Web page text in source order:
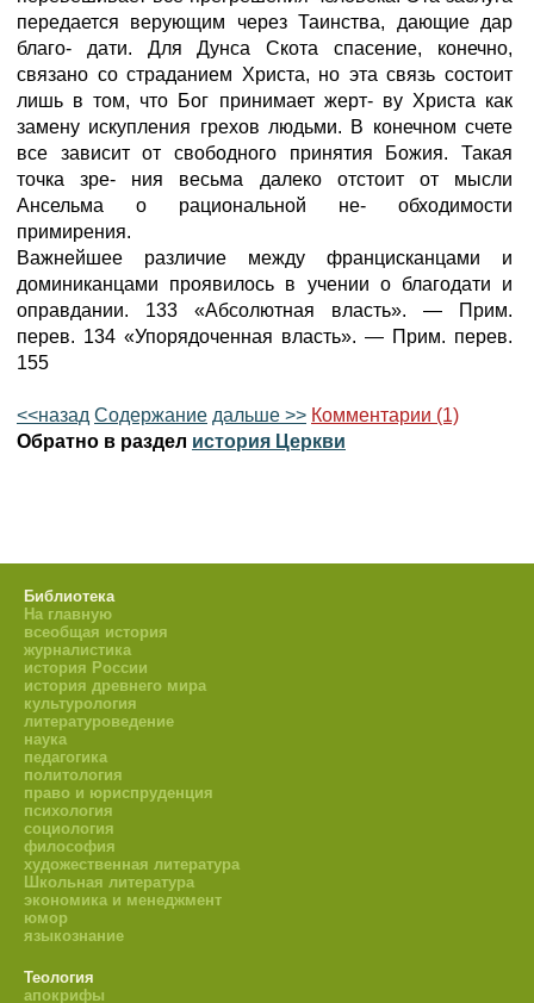
передается верующим через Таинства, дающие дар
благо- дати. Для Дунса Скота спасение, конечно,
связано со страданием Христа, но эта связь состоит
лишь в том, что Бог принимает жерт- ву Христа как
замену искупления грехов людьми. В конечном счете
все зависит от свободного принятия Божия. Такая
точка зре- ния весьма далеко отстоит от мысли
Ансельма о рациональной не- обходимости
примирения.
Важнейшее различие между францисканцами и
доминиканцами проявилось в учении о благодати и
оправдании. 133 «Абсолютная власть». — Прим.
перев. 134 «Упорядоченная власть». — Прим. перев.
155
<<назад Содержание дальше >> Комментарии (1)
Обратно в раздел история Церкви
Библиотека
На главную
всеобщая история
журналистика
история России
история древнего мира
культурология
литературоведение
наука
педагогика
политология
право и юриспруденция
психология
социология
философия
художественная литература
Школьная литература
экономика и менеджмент
юмор
языкознание
Теология
апокрифы